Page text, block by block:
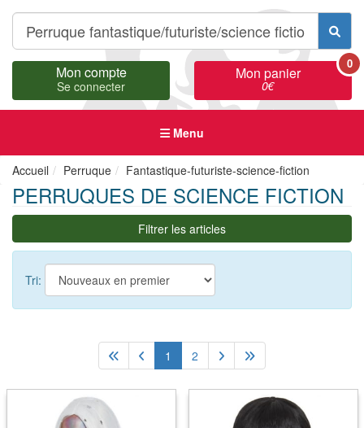
Mon compte
Se connecter
Mon panier
0€
0
Menu
Accueil Perruque Fantastique-futuriste-science-fiction
PERRUQUES DE SCIENCE FICTION
Filtrer les articles
Tri:
1 2